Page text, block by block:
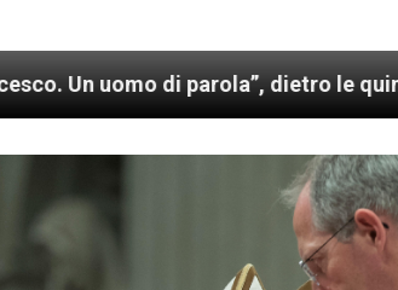
parola”, dietro le quinte